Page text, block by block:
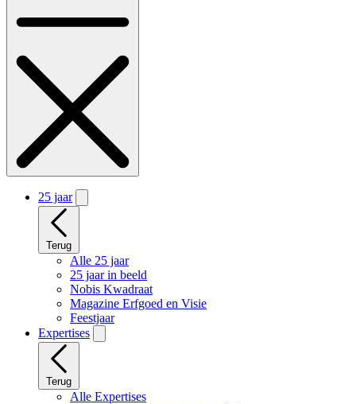
25 jaar
Terug
Alle 25 jaar
25 jaar in beeld
Nobis Kwadraat
Magazine Erfgoed en Visie
Feestjaar
Expertises
Terug
Alle Expertises